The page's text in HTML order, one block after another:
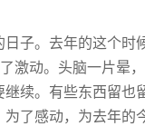
子。去年的这个时
动。头脑一片晕
续。有些东西留也
为了感动，为去年